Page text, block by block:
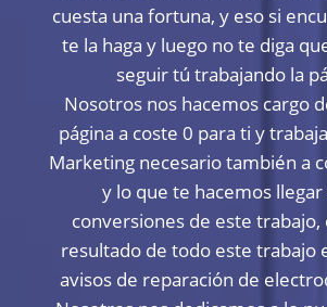
cuesta una fortuna, y eso si
te la haga y luego no te diga
seguir tú trabajando la
Nosotros nos hacemos cargo
página a coste 0 para ti y
Marketing necesario también a
y lo que te hacemos llegar
conversiones de este trabajo,
resultado de todo este trabajo
avisos de reparación de